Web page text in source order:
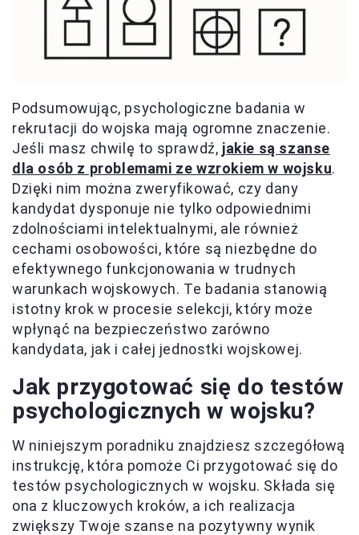
Podsumowując, psychologiczne badania w
rekrutacji do wojska mają ogromne znaczenie.
Jeśli masz chwilę to sprawdź, jakie są szanse
dla osób z problemami ze wzrokiem w wojsku.
Dzięki nim można zweryfikować, czy dany
kandydat dysponuje nie tylko odpowiednimi
zdolnościami intelektualnymi, ale również
cechami osobowości, które są niezbędne do
efektywnego funkcjonowania w trudnych
warunkach wojskowych. Te badania stanowią
istotny krok w procesie selekcji, który może
wpłynąć na bezpieczeństwo zarówno
kandydata, jak i całej jednostki wojskowej.
Jak przygotować się do testów
psychologicznych w wojsku?
W niniejszym poradniku znajdziesz szczegółową
instrukcję, która pomoże Ci przygotować się do
testów psychologicznych w wojsku. Składa się
ona z kluczowych kroków, a ich realizacja
zwiększy Twoje szanse na pozytywny wynik